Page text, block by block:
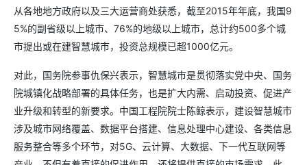
从各地地方政府以及三大运营商处获悉，截至2015年年底，我国9
5%的副省级以上城市、76%的地级以上城市，总计约500多个城
市提出或在建智慧城市，投资总规模已超1000亿元。
对此，国务院参事仇保兴表示，智慧城市是贯彻落实党中央、国务
院城镇化战略部署的具体任务，也是扩大内需、启动投资、促进产
业升级和转型的新要求。中国工程院院士陈鲸表示，建设智慧城市
涉及城市网络覆盖、数据平台搭建、信息处理中心建设、各类信息
服务整合等多个环节，对5G、云计算、大数据、下一代互联网等